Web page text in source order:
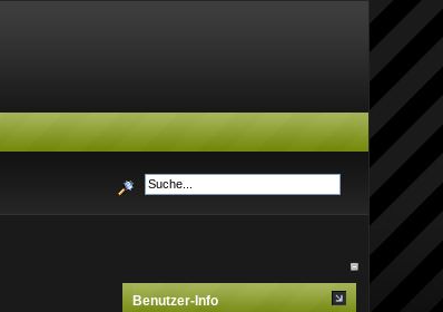
Benutzer-Info